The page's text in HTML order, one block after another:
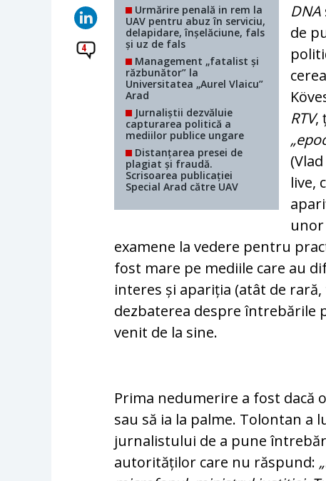
4
Urmărire penală in rem la
UAV pentru abuz în serviciu,
delapidare, înșelăciune, fals
și uz de fals
Management „fatalist și
răzbunător” la
Universitatea „Aurel Vlaicu”
Arad
Jurnaliștii dezvăluie
capturarea politică a
mediilor publice ungare
Distanțarea presei de
plagiat și fraudă.
Scrisoarea publicației
Special Arad către UAV
DNA
de
RTV,
live,
examene la vedere pen­tru
fost mare pe mediile care au
interes și apa­riția (atât de
dezbaterea despre întrebările
venit de la sine.
Prima nedumerire a fost dacă
sau să ia la palme. Tolontan a
jurnalistului de a pune
autorităților ca­re nu răspund: